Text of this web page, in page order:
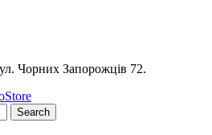
Чорних Запорожців 72.